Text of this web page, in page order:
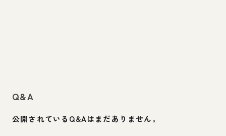
Q&A
公開されているQ&Aはまだありません。